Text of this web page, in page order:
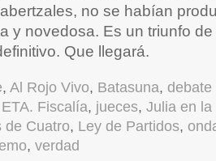
no se habían
y novedosa. Es un triunfo
Que llegará.
, Al Rojo Vivo, Batasuna, debate
ETA. Fiscalía, jueces, Julia en la
de Cuatro, Ley de Partidos,
, verdad